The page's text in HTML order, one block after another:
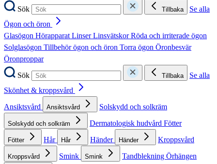
Sök
Tillbaka
Se alla
Ögon och öron
Glasögon HörapparatLinserLinsvätskorRöda och irriterade ögon
Solglasögon Tillbehör ögon och öron Torra ögon Öronbesvär
Öronproppar
Sök
Tillbaka
Se alla
Skönhet & kroppsvård
Ansiktsvård
Ansiktsvård Solskydd och solkräm
Solskydd och solkräm Dermatologisk hudvård Fötter
Fötter Hår Hår Händer Händer Kroppsvård
Kroppsvård Smink Smink Tandblekning Örhängen